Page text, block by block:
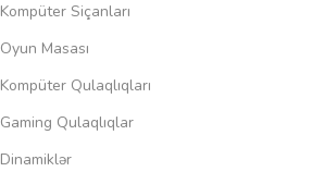
Kompüter Siçanları
Oyun Masası
Kompüter Qulaqlıqları
Gaming Qulaqlıqlar
Dinamiklər